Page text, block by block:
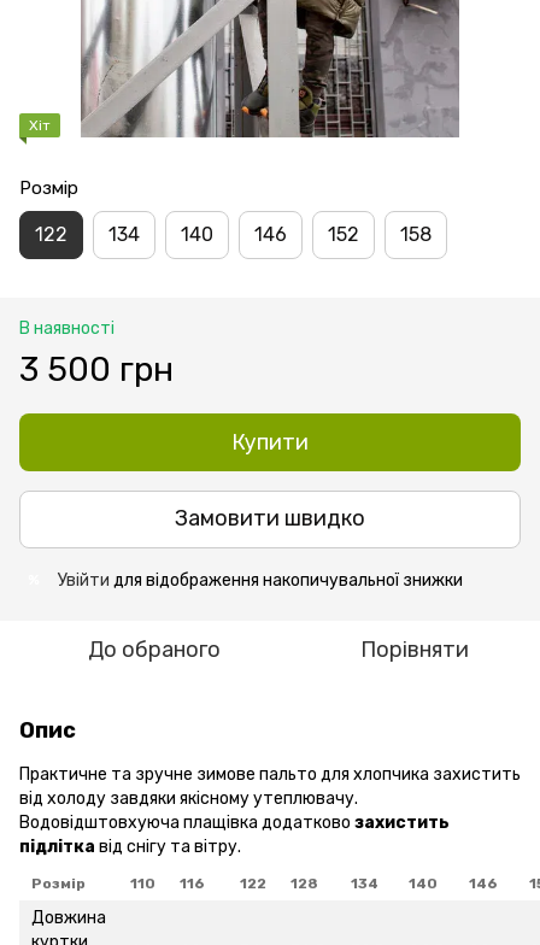
Хіт
Розмір
122 134 140 146 152 158
В наявності
3 500 грн
Купити
Замовити швидко
Увійти для відображення накопичувальної знижки
До обраного Порівняти
Опис
Практичне та зручне зимове пальто для хлопчика захистить
від холоду завдяки якісному утеплювачу.
Водовідштовхуюча плащівка додатково захистить
підлітка від снігу та вітру.
Розмір 110 116 122 128 134 140 146
Довжина